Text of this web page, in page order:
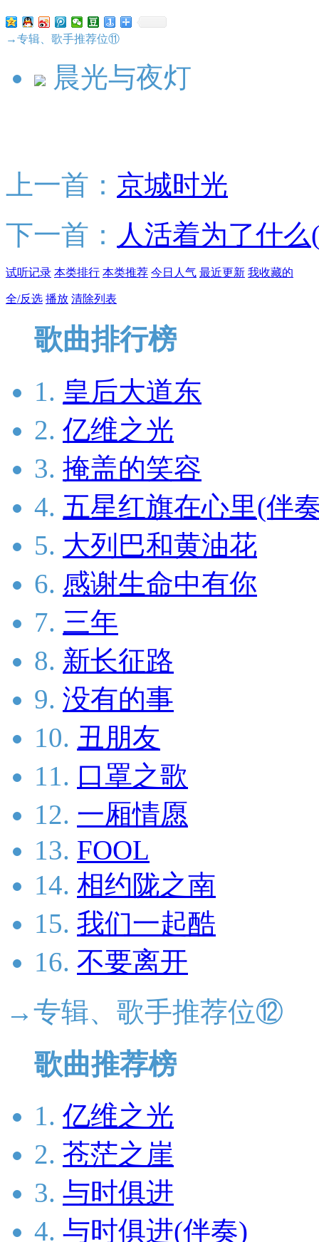
→专辑、歌手推荐位⑪
晨光与夜灯
上一首： 京城时光
下一首： 人活着为了什
试听记录 本类排行 本类推荐 今日人气 最近更新 我收藏的
全/反选 播放 清除列表
歌曲排行榜
1. 皇后大道东
2. 亿维之光
3. 掩盖的笑容
4. 五星红旗在心里(伴
5. 大列巴和黄油花
6. 感谢生命中有你
7. 三年
8. 新长征路
9. 没有的事
10. 丑朋友
11. 口罩之歌
12. 一厢情愿
13. FOOL
14. 相约陇之南
15. 我们一起酷
16. 不要离开
→专辑、歌手推荐位⑫
歌曲推荐榜
1. 亿维之光
2. 苍茫之崖
3. 与时俱进
4. 与时俱进(伴奏)